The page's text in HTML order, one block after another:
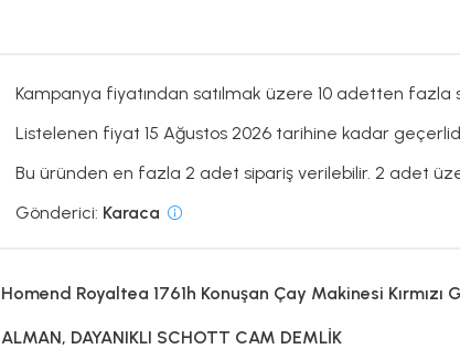
Kampanya fiyatından satılmak üzere 10 adetten fazla
Listelenen fiyat 15 Ağustos 2026 tarihine kadar
Bu üründen en fazla 2 adet sipariş verilebilir. 2 adet
Gönderici: Karaca
Homend Royaltea 1761h Konuşan Çay Makinesi Kırmızı
ALMAN, DAYANIKLI SCHOTT CAM DEMLİK